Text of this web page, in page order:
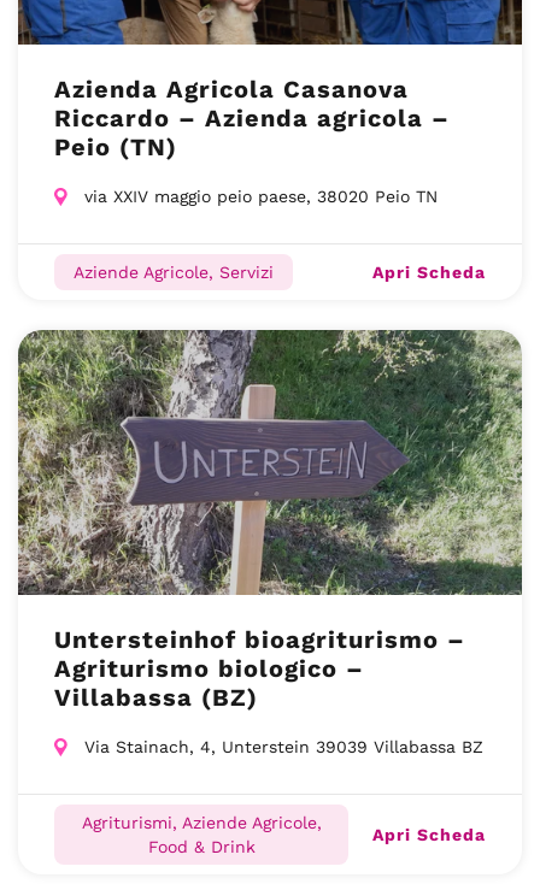
Azienda Agricola Casanova
Riccardo – Azienda agricola –
Peio (TN)
via XXIV maggio peio paese, 38020 Peio TN
Aziende Agricole, Servizi Apri Scheda
Untersteinhof bioagriturismo –
Agriturismo biologico –
Villabassa (BZ)
Via Stainach, 4, Unterstein 39039 Villabassa BZ
Agriturismi, Aziende Agricole,
Food & Drink
Apri Scheda